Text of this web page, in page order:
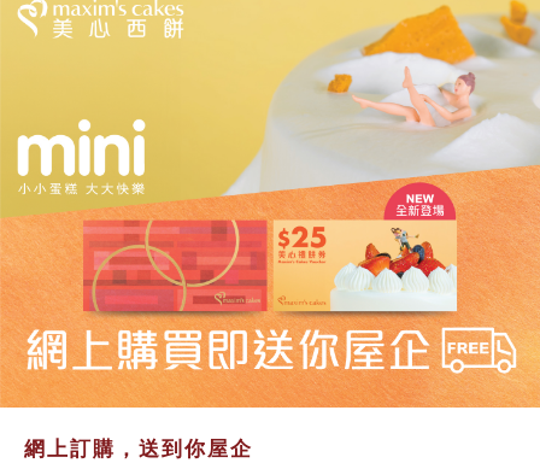
網上訂購，送到你屋企